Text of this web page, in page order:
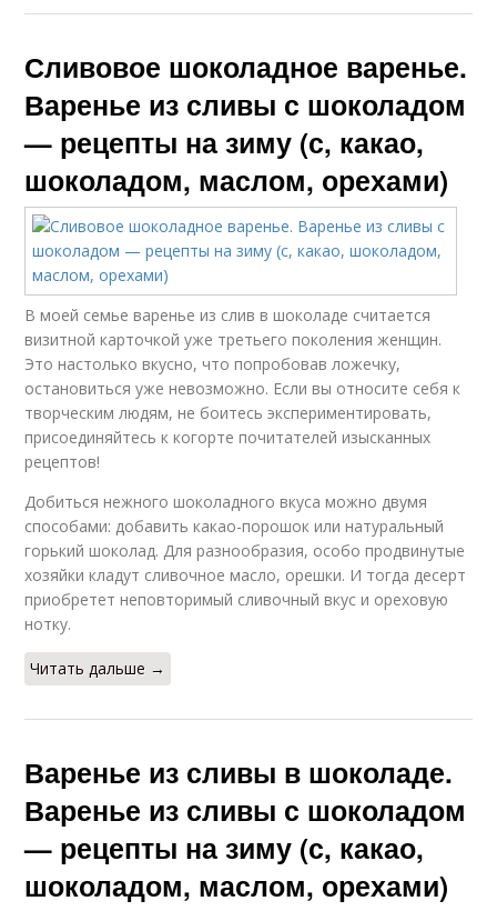
Сливовое шоколадное варенье.
Варенье из сливы с шоколадом
— рецепты на зиму (с, какао,
шоколадом, маслом, орехами)
В моей семье варенье из слив в шоколаде считается
визитной карточкой уже третьего поколения женщин.
Это настолько вкусно, что попробовав ложечку,
остановиться уже невозможно. Если вы относите себя к
творческим людям, не боитесь экспериментировать,
присоединяйтесь к когорте почитателей изысканных
рецептов!
Добиться нежного шоколадного вкуса можно двумя
способами: добавить какао-порошок или натуральный
горький шоколад. Для разнообразия, особо продвинутые
хозяйки кладут сливочное масло, орешки. И тогда десерт
приобретет неповторимый сливочный вкус и ореховую
нотку.
Читать дальше →
Варенье из сливы в шоколаде.
Варенье из сливы с шоколадом
— рецепты на зиму (с, какао,
шоколадом, маслом, орехами)